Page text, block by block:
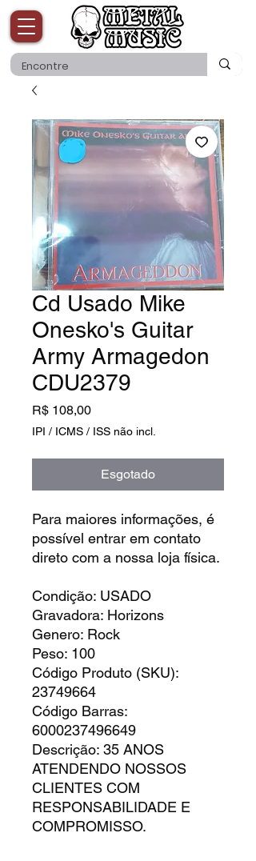
Cd Usado Mike
Onesko's Guitar
Army Armagedon
CDU2379
R$ 108,00Preço
IPI / ICMS / ISS não incl.
Esgotado
Para maiores informações, é
possível entrar em contato
direto com a nossa loja física.
Condição: USADO
Gravadora: Horizons
Genero: Rock
Peso: 100
Código Produto (SKU):
23749664
Código Barras:
6000237496649
Descrição: 35 ANOS
ATENDENDO NOSSOS
CLIENTES COM
RESPONSABILIDADE E
COMPROMISSO.